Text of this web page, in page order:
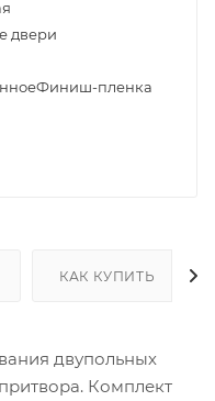
двери
пленка
КАК КУПИТЬ
двупольных
Комплект